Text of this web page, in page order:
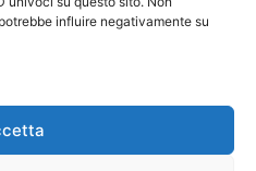
influire negativamente su
€
70cv Ibrido Dolcevita